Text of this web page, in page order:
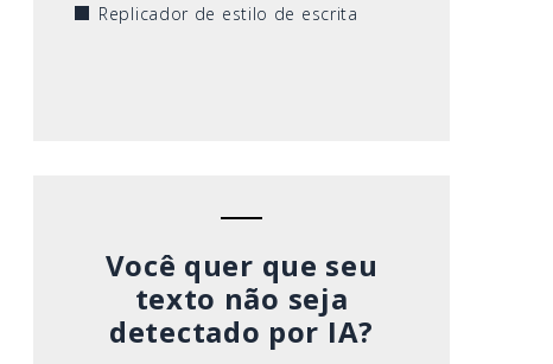
Replicador de estilo de escrita
Você quer que seu
texto não seja
detectado por IA?